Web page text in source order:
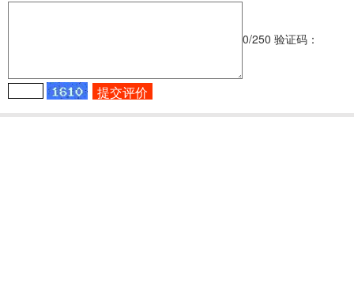
0/250 验证码：